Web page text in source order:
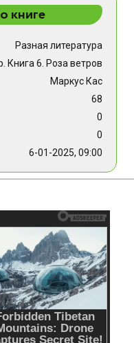
книге
Разная литература
Книга 6. Роза ветров
Маркус Кас
68
0
0
6-01-2025, 09:00